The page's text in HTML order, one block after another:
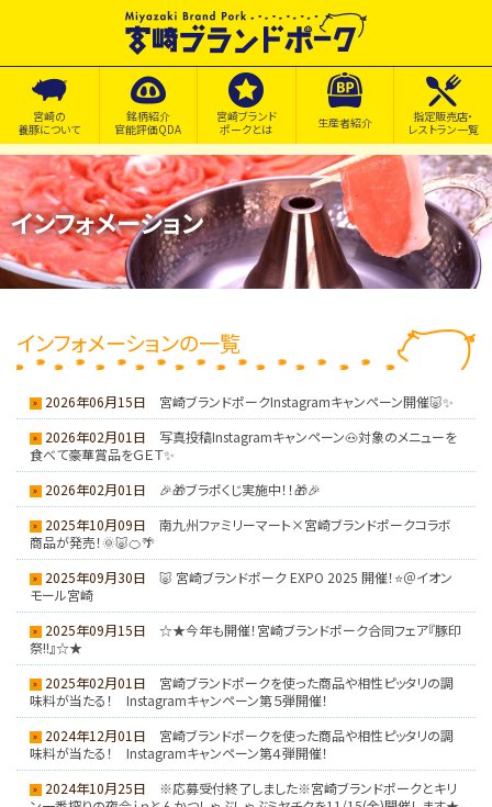
宮崎の
養豚について
銘柄紹介
官能評価QDA
宮崎ブランド
ポークとは
生産者紹介
指定販売店・
レストラン一覧
インフォメーション
インフォメーションの一覧
2026年06月15日
宮崎ブランドポークInstagramキャンペーン開催🐷✨
2026年02月01日
写真投稿Instagramキャンペーン🐽対象のメニューを
食べて豪華賞品をＧＥＴ✨
2026年02月01日
🎉🎁ブラポくじ実施中！！🎁🎉
2025年10月09日
南九州ファミリーマート×宮崎ブランドポークコラボ
商品が発売！🌞🐷🍊🌴
2025年09月30日
🐷 宮崎ブランドポーク EXPO 2025 開催！⭐＠イオン
モール宮崎
2025年09月15日
☆★今年も開催！宮崎ブランドポーク合同フェア『豚印
祭!!』☆★
2025年02月01日
宮崎ブランドポークを使った商品や相性ピッタリの調
味料が当たる！ Instagramキャンペーン第５弾開催！
2024年12月01日
宮崎ブランドポークを使った商品や相性ピッタリの調
味料が当たる！ Instagramキャンペーン第４弾開催！
2024年10月25日
※応募受付終了しました※宮崎ブランドポークとキリ